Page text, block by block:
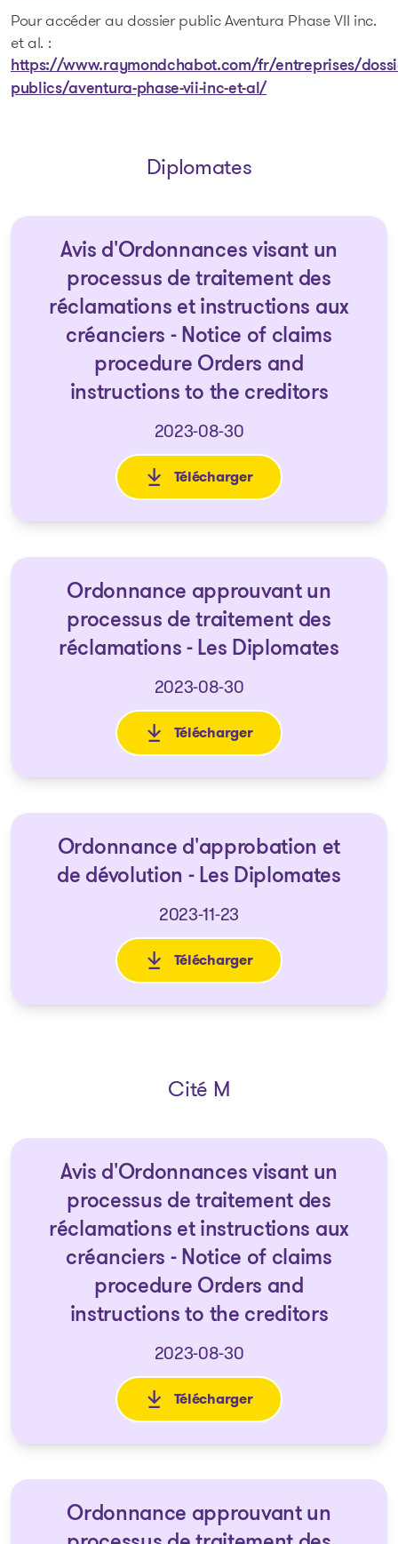
Pour accéder au dossier public Aventura Phase VII inc.
et al. :
https://www.raymondchabot.com/fr/entreprises/
publics/aventura-phase-vii-inc-et-al/
Diplomates
Avis d'Ordonnances visant un
processus de traitement des
réclamations et instructions aux
créanciers - Notice of claims
procedure Orders and
instructions to the creditors
2023-08-30
Télécharger
: Avis d'Ordonnances visant
Ordonnance approuvant un
processus de traitement des
réclamations - Les Diplomates
2023-08-30
Télécharger
: Ordonnance approuvant un
Ordonnance d'approbation et
de dévolution - Les Diplomates
2023-11-23
Télécharger
: Ordonnance d'approbation
Cité M
Avis d'Ordonnances visant un
processus de traitement des
réclamations et instructions aux
créanciers - Notice of claims
procedure Orders and
instructions to the creditors
2023-08-30
Télécharger
: Avis d'Ordonnances visant
Ordonnance approuvant un